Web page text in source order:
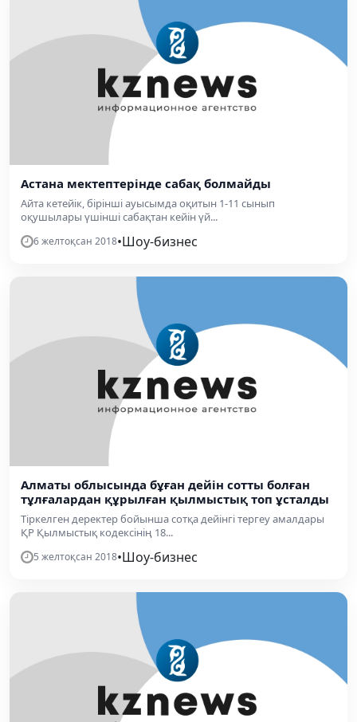
Астана мектептерінде сабақ болмайды
Айта кетейік, бірінші ауысымда оқитын 1-11 сынып
оқушылары үшінші сабақтан кейін үй...
6 желтоқсан 2018•Шоу-бизнес
Алматы облысында бұған дейін сотты болған
тұлғалардан құрылған қылмыстық топ ұсталды
Тіркелген деректер бойынша сотқа дейінгі тергеу амалдары
ҚР Қылмыстық кодексінің 18...
5 желтоқсан 2018•Шоу-бизнес